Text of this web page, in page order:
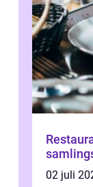
02 juli